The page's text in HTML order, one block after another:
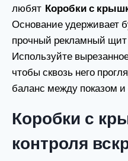
любят Коробки с
Основание удерживает
прочный рекламный
Используйте
чтобы сквозь него
баланс между показом
Коробки с
контроля